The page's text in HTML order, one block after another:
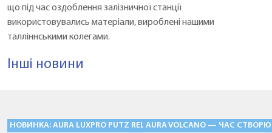
що під час оздоблення залізничної станції
використовувались матеріали, вироблені нашими
талліннськими колегами.
Інші новини
НОВИНКА: AURA LUXPRO PUTZ RELIEF «БАРАНЕЦЬ» — ФАСАДНІ
AURA VOLCANO — ЧАС